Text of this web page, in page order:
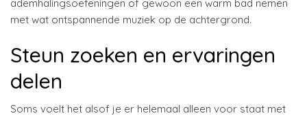
ademhalingsoefeningen of gewoon een warm bad nemen
met wat ontspannende muziek op de achtergrond.
Steun zoeken en ervaringen
delen
Soms voelt het alsof je er helemaal alleen voor staat met